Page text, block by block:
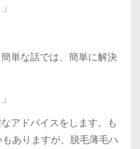
単な話では、簡単に解決
アドバイスをします。も
ありますが、脱毛薄毛ハ